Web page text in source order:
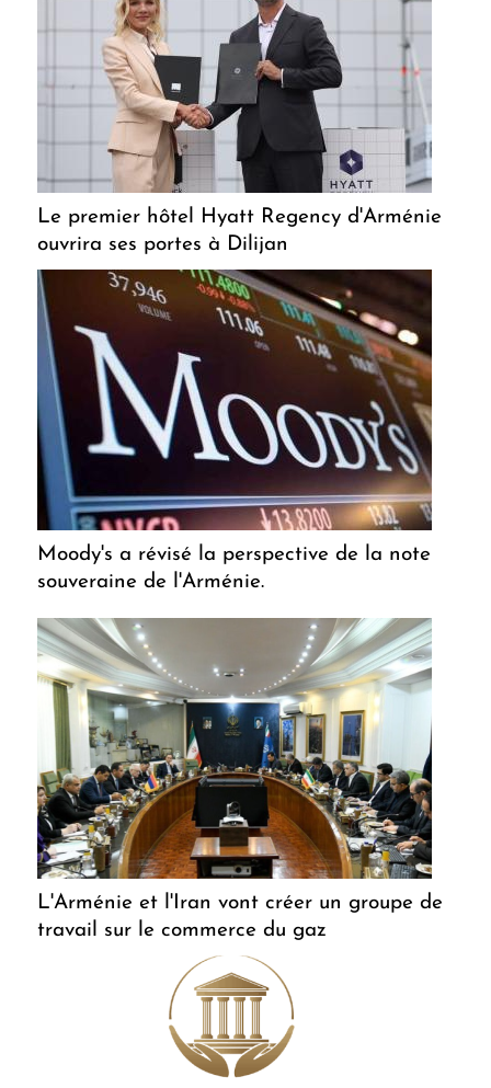
Le premier hôtel Hyatt Regency d'Arménie
ouvrira ses portes à Dilijan
Moody's a révisé la perspective de la note
souveraine de l'Arménie.
L'Arménie et l'Iran vont créer un groupe de
travail sur le commerce du gaz